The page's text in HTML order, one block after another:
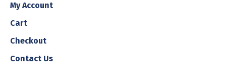
My Account
Cart
Checkout
Contact Us